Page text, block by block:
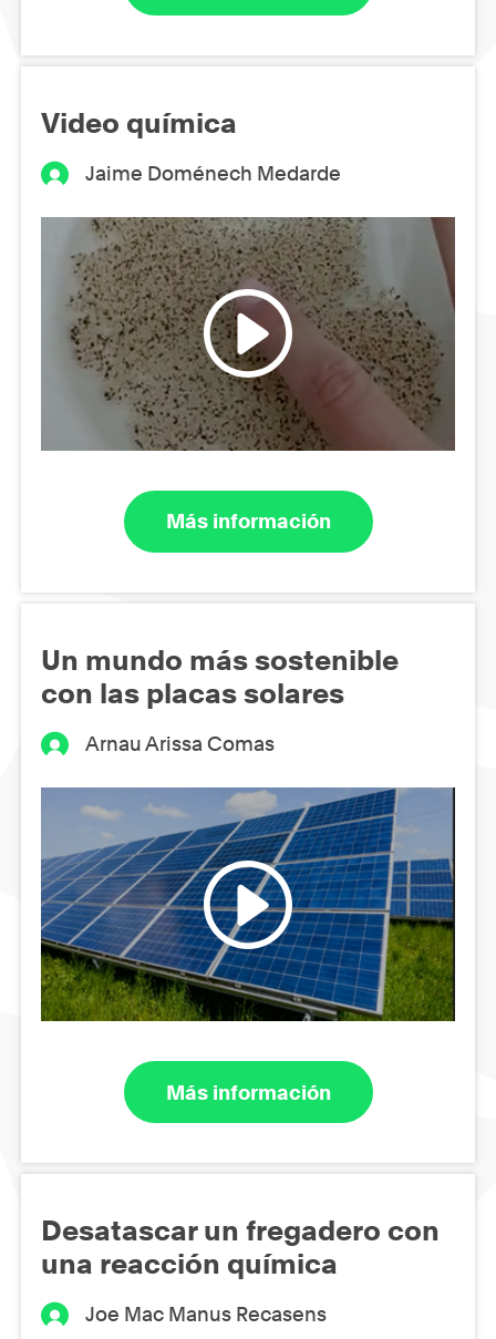
Video química
Jaime Doménech Medarde
Más información
Un mundo más sostenible
con las placas solares
Arnau Arissa Comas
Más información
Desatascar un fregadero con
una reacción química
Joe Mac Manus Recasens